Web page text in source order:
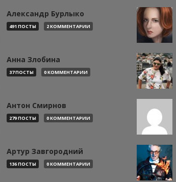
Александр Бурлыко
491 ПОСТЫ 2 КОММЕНТАРИИ
Анна Злобина
37 ПОСТЫ 0 КОММЕНТАРИИ
Антон Смирнов
279 ПОСТЫ 0 КОММЕНТАРИИ
Артур Завгородний
136 ПОСТЫ 0 КОММЕНТАРИИ